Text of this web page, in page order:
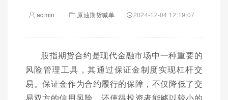
admin 原油期货喊单 2024-12-04 12:19:07
股指期货合约是现代金融市场中一种重要的
风险管理工具，其通过保证金制度实现杠杆交
易。保证金作为合约履行的保障，不仅降低了交